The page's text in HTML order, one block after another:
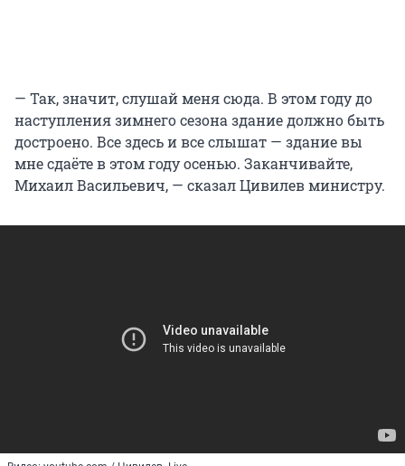
— Так, значит, слушай меня сюда. В этом году до
наступления зимнего сезона здание должно быть
достроено. Все здесь и все слышат — здание вы
мне сдаёте в этом году осенью. Заканчивайте,
Михаил Васильевич, — сказал Цивилев министру.